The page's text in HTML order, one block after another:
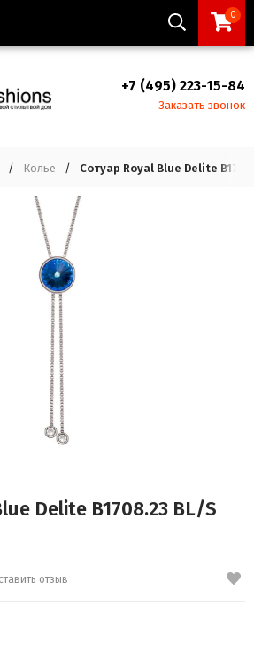
0
+7 (495) 223-15-84
Заказать звонок
/ Колье / Сотуар Royal Blue Delite
Delite B1708.23 BL/S
отзыв